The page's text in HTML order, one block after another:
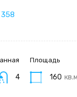
358
4
Площадь
160